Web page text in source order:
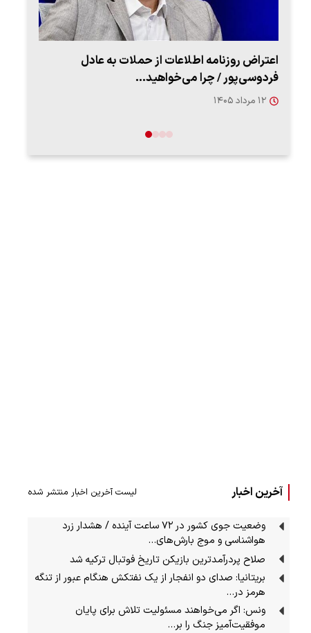
اعتراض روزنامه اطلاعات از حملات به عادل
فردوسی‌پور / چرا می‌خواهید…
۱۲ مرداد ۱۴۰۵
آخرین اخبار لیست آخرین اخبار منتشر شده
وضعیت جوی کشور در ۷۲ ساعت آینده / هشدار زرد
هواشناسی و موج بارش‌های…
صلاح پردرآمدترین بازیکن تاریخ فوتبال ترکیه شد
بریتانیا: صدای دو انفجار از یک نفتکش هنگام عبور از تنگه
هرمز در…
ونس: اگر می‌خواهند مسئولیت تلاش برای پایان
موفقیت‌آمیز جنگ را بر…